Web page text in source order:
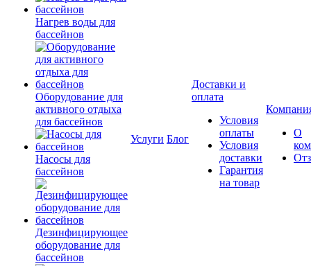
Нагрев воды для
бассейнов
Оборудование для
активного отдыха
для бассейнов
Насосы для
бассейнов
Дезинфицирующее
оборудование для
бассейнов
Услуги Блог
Доставки и
оплата
Условия
оплаты
Условия
доставки
Гарантия
на товар
О